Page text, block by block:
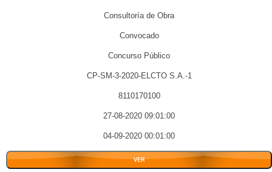
Consultoría de Obra
Convocado
Concurso Público
CP-SM-3-2020-ELCTO S.A.-1
8110170100
27-08-2020 09:01:00
04-09-2020 00:01:00
VER